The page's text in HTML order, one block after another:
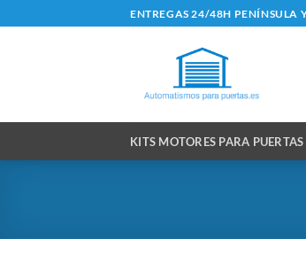
al
ENTREGAS 24/48H PENÍNSULA
KITS MOTORES PARA PUERTAS